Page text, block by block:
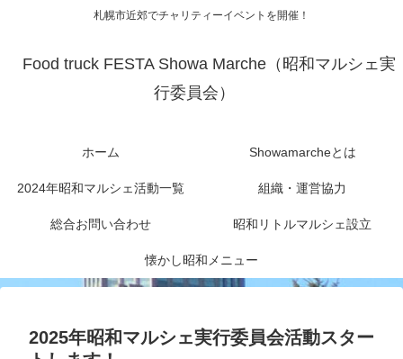
札幌市近郊でチャリティーイベントを開催！
Food truck FESTA Showa Marche（昭和マルシェ実
行委員会）
ホーム Showamarcheとは
2024年昭和マルシェ活動一覧 組織・運営協力
総合お問い合わせ 昭和リトルマルシェ設立
懐かし昭和メニュー
2025年昭和マルシェ実行委員会活動スター